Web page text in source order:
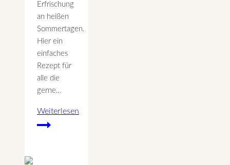
Erfrischung
an heißen
Sommertagen.
Hier ein
einfaches
Rezept für
alle die
gerne…
Weiterlesen
Erdbeereis